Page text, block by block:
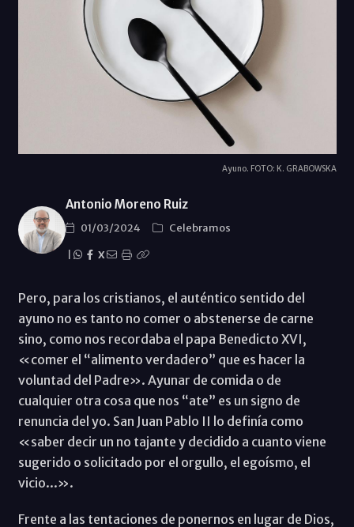
Ayuno. FOTO: K. GRABOWSKA
Antonio Moreno Ruiz
01/03/2024
Celebramos
X
Pero, para los cristianos, el auténtico sentido del
ayuno no es tanto no comer o abstenerse de carne
sino, como nos recordaba el papa Benedicto XVI,
«comer el “alimento verdadero” que es hacer la
voluntad del Padre». Ayunar de comida o de
cualquier otra cosa que nos “ate” es un signo de
renuncia del yo. San Juan Pablo II lo definía como
«saber decir un no tajante y decidido a cuanto viene
sugerido o solicitado por el orgullo, el egoísmo, el
vicio...».
Frente a las tentaciones de ponernos en lugar de Dios,